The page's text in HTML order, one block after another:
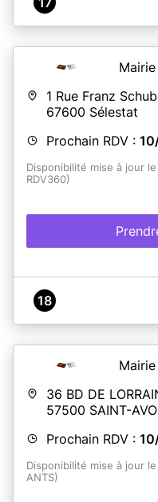
1 Rue Franz
67600 Sélestat
Prochain RDV :
Disponibilité mise à jour
RDV360)
18
36 BD DE
57500 SAINT-
Prochain RDV :
Disponibilité mise à jour
ANTS)